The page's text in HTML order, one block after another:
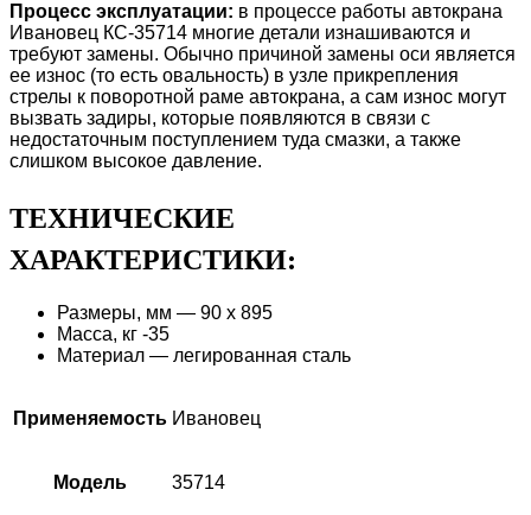
Процесс эксплуатации: в процессе работы автокрана
Ивановец КС-35714 многие детали изнашиваются и
требуют замены. Обычно причиной замены оси является
ее износ (то есть овальность) в узле прикрепления
стрелы к поворотной раме автокрана, а сам износ могут
вызвать задиры, которые появляются в связи с
недостаточным поступлением туда смазки, а также
слишком высокое давление.
ТЕХНИЧЕСКИЕ
ХАРАКТЕРИСТИКИ:
Размеры, мм — 90 х 895
Масса, кг -35
Материал — легированная сталь
Применяемость Ивановец
Модель 35714